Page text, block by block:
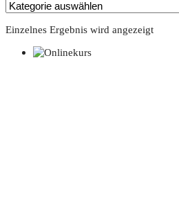
Einzelnes Ergebnis wird angezeigt